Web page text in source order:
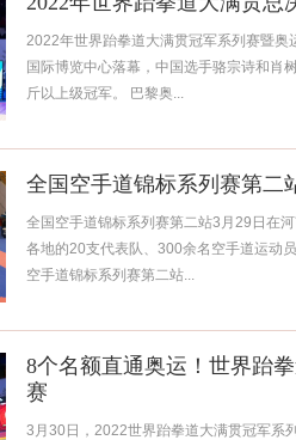
2022年世界跆拳道大满贯冠军系列赛暨
国际博览中心落幕，中国选手骆宗诗和肖
斤以上级冠军。 巴黎奥...
全国空手道锦标系列赛第二
全国空手道锦标系列赛第二站3月29日在
各地的20支代表队、300余名空手道运动
空手道锦标系列赛第二站...
8个名额直通奥运！世界跆
赛
3月30日，2022世界跆拳道大满贯冠军系